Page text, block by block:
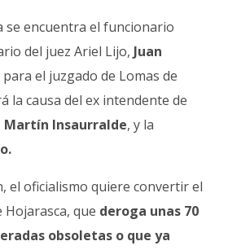
se encuentra el funcionario
del juez Ariel Lijo, Juan
para el juzgado de Lomas de
la causa del ex intendente de
Martín Insaurralde, y la
el oficialismo quiere convertir el
Hojarasca, que deroga unas 70
obsoletas o que ya